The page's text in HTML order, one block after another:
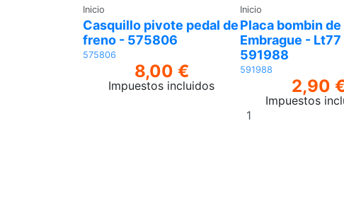
Inicio
Casquillo pivote pedal de
freno - 575806
575806
8,00 €
Impuestos incluidos
Añadir
Inicio
Placa bombin de
Embrague - Lt77
591988
591988
2,90
Impuestos